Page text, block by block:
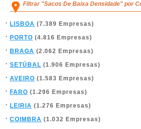
Filtrar "Sacos De Baixa Densidade" por
LISBOA (7.389 Empresas)
PORTO (4.816 Empresas)
BRAGA (2.062 Empresas)
SETÚBAL (1.906 Empresas)
AVEIRO (1.583 Empresas)
FARO (1.296 Empresas)
LEIRIA (1.276 Empresas)
COIMBRA (1.032 Empresas)